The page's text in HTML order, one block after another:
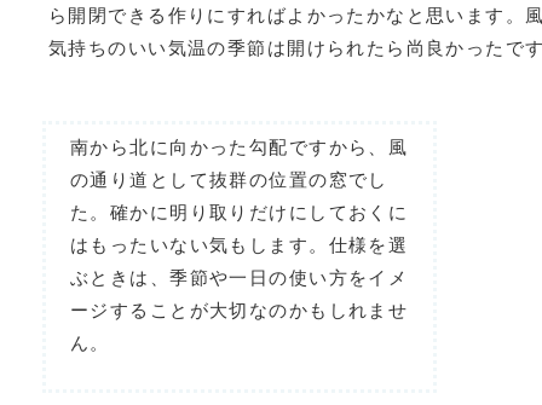
ら開閉できる作りにすればよかったかなと思います。
気持ちのいい気温の季節は開けられたら尚良かったで
南から北に向かった勾配ですから、風
の通り道として抜群の位置の窓でし
た。確かに明り取りだけにしておくに
はもったいない気もします。仕様を選
ぶときは、季節や一日の使い方をイメ
ージすることが大切なのかもしれませ
ん。